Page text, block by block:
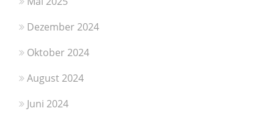
Dezember 2024
Oktober 2024
August 2024
Juni 2024